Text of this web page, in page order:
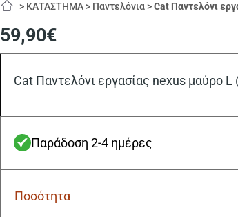
> ΚΑΤΑΣΤΗΜΑ > Παντελόνια >Cat Παντελόνι
59,90€
Cat Παντελόνι εργασίας nexus μαύρο
Παράδοση 2-4 ημέρες
Ποσότητα
Cat